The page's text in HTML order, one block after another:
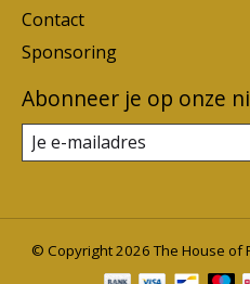
Contact
Sponsoring
Abonneer je op onze
© Copyright 2026 The House of